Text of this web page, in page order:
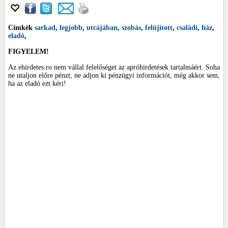
Címkék sarkad, legjobb, utcájában, szobás, felújított, családi, ház,
eladó,
FIGYELEM!
Az ehirdetes.ro nem vállal felelőséget az apróhirdetések tartalmáért. Soha
ne utaljon előre pénzt, ne adjon ki pénzügyi információt, még akkor sem,
ha az eladó ezt kéri!